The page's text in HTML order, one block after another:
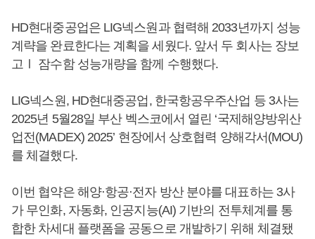
HD현대중공업은 LIG넥스원과 협력해 2033년까지 성능
계략을 완료한다는 계획을 세웠다. 앞서 두 회사는 장보
고Ⅰ 잠수함 성능개량을 함께 수행했다.
LIG넥스원, HD현대중공업, 한국항공우주산업 등 3사는
2025년 5월28일 부산 벡스코에서 열린 ‘국제해양방위산
업전(MADEX) 2025’ 현장에서 상호협력 양해각서(MOU)
를 체결했다.
이번 협약은 해양·항공·전자 방산 분야를 대표하는 3사
가 무인화, 자동화, 인공지능(AI) 기반의 전투체계를 통
합한 차세대 플랫폼을 공동으로 개발하기 위해 체결됐